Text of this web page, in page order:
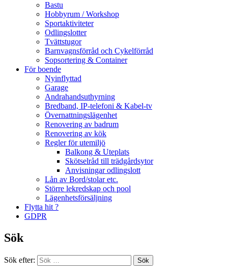
Bastu
Hobbyrum / Workshop
Sportaktiviteter
Odlingslotter
Tvättstugor
Barnvagnsförråd och Cykelförråd
Sopsortering & Container
För boende
Nyinflyttad
Garage
Andrahandsuthyrning
Bredband, IP-telefoni & Kabel-tv
Övernattningslägenhet
Renovering av badrum
Renovering av kök
Regler för utemiljö
Balkong & Uteplats
Skötselråd till trädgårdsytor
Anvisningar odlingslott
Lån av Bord/stolar etc.
Större lekredskap och pool
Lägenhetsförsäljning
Flytta hit ?
GDPR
Sök
Sök efter: